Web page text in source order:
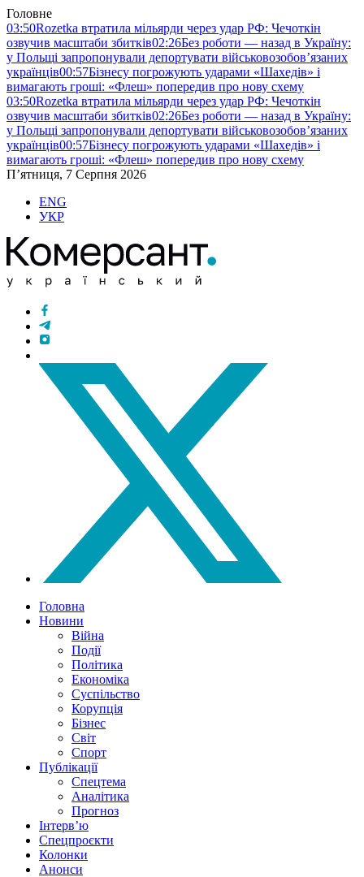
Головне
03:50Rozetka втратила мільярди через удар РФ: Чечоткін
озвучив масштаби збитків02:26Без роботи — назад в Україну:
у Польщі запропонували депортувати військовозобов’язаних
українців00:57Бізнесу погрожують ударами «Шахедів» і
вимагають гроші: «Флеш» попередив про нову схему
03:50Rozetka втратила мільярди через удар РФ: Чечоткін
озвучив масштаби збитків02:26Без роботи — назад в Україну:
у Польщі запропонували депортувати військовозобов’язаних
українців00:57Бізнесу погрожують ударами «Шахедів» і
вимагають гроші: «Флеш» попередив про нову схему
П’ятниця, 7 Серпня 2026
ENG
УКР
Головна
Новини
Війна
Події
Політика
Економіка
Суспільство
Корупція
Бізнес
Світ
Спорт
Публікації
Спецтема
Аналітика
Прогноз
Інтерв’ю
Спецпроєкти
Колонки
Анонси